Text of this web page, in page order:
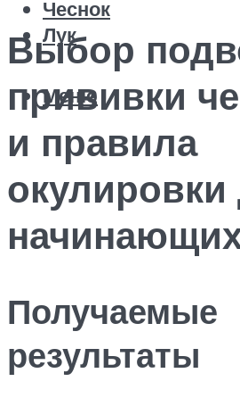
Чеснок
Лук
Меню
Выбор
прививки
и правила
окулировки
Получаемые
результаты